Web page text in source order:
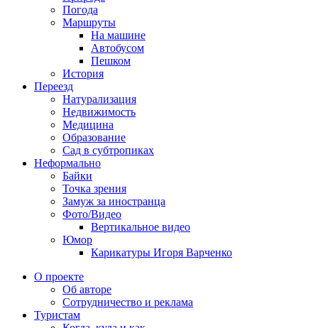
Погода
Маршруты
На машине
Автобусом
Пешком
История
Переезд
Натурализация
Недвижимость
Медицина
Образование
Сад в субтропиках
Неформально
Байки
Точка зрения
Замуж за иностранца
Фото/Видео
Вертикальное видео
Юмор
Карикатуры Игоря Варченко
О проекте
Об авторе
Сотрудничество и реклама
Туристам